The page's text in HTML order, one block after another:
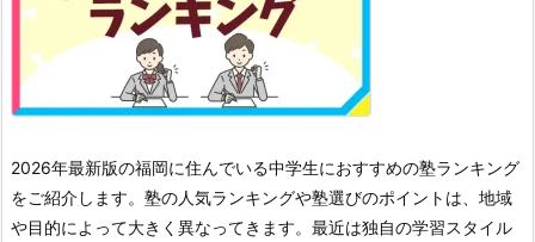
2026年最新版の福岡に住んでいる中学生におすすめの塾ランキング
をご紹介します。 塾の人気ランキングや塾選びのポイントは、地域
や目的によって大きく異なってきます。 最近は独自の学習スタイル